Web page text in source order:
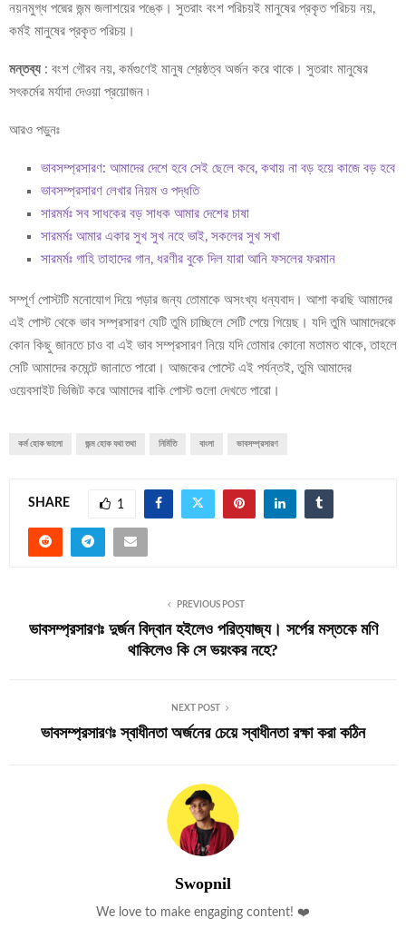
নয়নমুগ্ধ পদ্মের জন্ম জলাশয়ের পঙ্কে। সুতরাং বংশ পরিচয়ই মানুষের প্রকৃত পরিচয় নয়,
কর্মই মানুষের প্রকৃত পরিচয়।
মন্তব্য : বংশ গৌরব নয়, কর্মগুণেই মানুষ শ্রেষ্ঠত্ব অর্জন করে থাকে। সুতরাং মানুষের
সৎকর্মের মর্যাদা দেওয়া প্রয়োজন ৷
আরও পড়ুনঃ
ভাবসম্প্রসারণ: আমাদের দেশে হবে সেই ছেলে কবে, কথায় না বড় হয়ে কাজে বড় হবে
ভাবসম্প্রসারণ লেখার নিয়ম ও পদ্ধতি
সারমর্মঃ সব সাধকের বড় সাধক আমার দেশের চাষা
সারমর্মঃ আমার একার সুখ সুখ নহে ভাই, সকলের সুখ সখা
সারমর্মঃ গাহি তাহাদের গান, ধরণীর বুকে দিল যারা আনি ফসলের ফরমান
সম্পূর্ণ পোস্টটি মনোযোগ দিয়ে পড়ার জন্য তোমাকে অসংখ্য ধন্যবাদ। আশা করছি আমাদের
এই পোস্ট থেকে ভাব সম্প্রসারণ যেটি তুমি চাচ্ছিলে সেটি পেয়ে গিয়েছ। যদি তুমি আমাদেরকে
কোন কিছু জানতে চাও বা এই ভাব সম্প্রসারণ নিয়ে যদি তোমার কোনো মতামত থাকে, তাহলে
সেটি আমাদের কমেন্টে জানাতে পারো। আজকের পোস্টে এই পর্যন্তই, তুমি আমাদের
ওয়েবসাইট ভিজিট করে আমাদের বাকি পোস্ট গুলো দেখতে পারো।
কর্ম হোক ভালো জন্ম হোক যথা তথা নির্মিতি বাংলা ভাবসম্প্রসারণ
SHARE 1
PREVIOUS POST
ভাবসম্প্রসারণঃ দুর্জন বিদ্বান হইলেও পরিত্যাজ্য। সর্পের মস্তকে মণি
থাকিলেও কি সে ভয়ংকর নহে?
NEXT POST
ভাবসম্প্রসারণঃ স্বাধীনতা অর্জনের চেয়ে স্বাধীনতা রক্ষা করা কঠিন
Swopnil
We love to make engaging content! ❤️